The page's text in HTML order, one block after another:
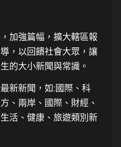
加強篇幅，擴大轄區報
，以回饋社會大眾，讓
的大小新聞與常識。
新新聞 ，如:國際、科
、兩岸、國際、財經、
活、健康、旅遊類別新